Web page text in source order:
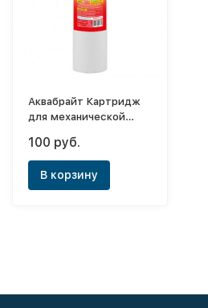
Аквабрайт Картридж
для механической
(с сердечником) Slim
10" (10мк)
100 руб.
В корзину